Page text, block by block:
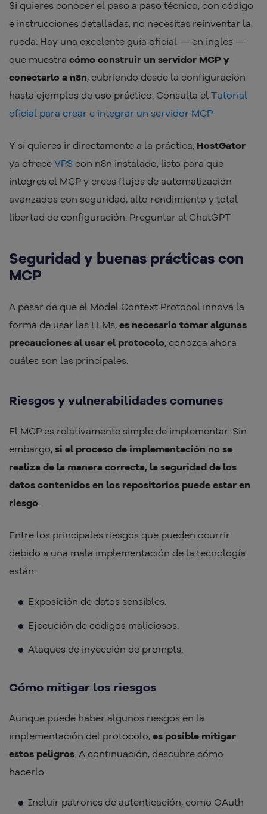
Si quieres conocer el paso a paso técnico, con código
e instrucciones detalladas, no necesitas reinventar la
rueda. Hay una excelente guía oficial — en inglés —
que muestra cómo construir un servidor MCP y
conectarlo a n8n, cubriendo desde la configuración
hasta ejemplos de uso práctico. Consulta el Tutorial
oficial para crear e integrar un servidor MCP
Y si quieres ir directamente a la práctica, HostGator
ya ofrece VPS con n8n instalado, listo para que
integres el MCP y crees flujos de automatización
avanzados con seguridad, alto rendimiento y total
libertad de configuración. Preguntar al ChatGPT
Seguridad y buenas prácticas con
MCP
A pesar de que el Model Context Protocol innova la
forma de usar las LLMs, es necesario tomar algunas
precauciones al usar el protocolo, conozca ahora
cuáles son las principales.
Riesgos y vulnerabilidades comunes
El MCP es relativamente simple de implementar. Sin
embargo, si el proceso de implementación no se
realiza de la manera correcta, la seguridad de los
datos contenidos en los repositorios puede estar en
riesgo.
Entre los principales riesgos que pueden ocurrir
debido a una mala implementación de la tecnología
están:
Exposición de datos sensibles.
Ejecución de códigos maliciosos.
Ataques de inyección de prompts.
Cómo mitigar los riesgos
Aunque puede haber algunos riesgos en la
implementación del protocolo, es posible mitigar
estos peligros. A continuación, descubre cómo
hacerlo.
Incluir patrones de autenticación, como OAuth